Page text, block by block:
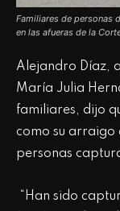
Familiares de personas
en las afueras de la
Alejandro Díaz,
María Julia
familiares, dijo
como su arraigo
personas
“Han sido